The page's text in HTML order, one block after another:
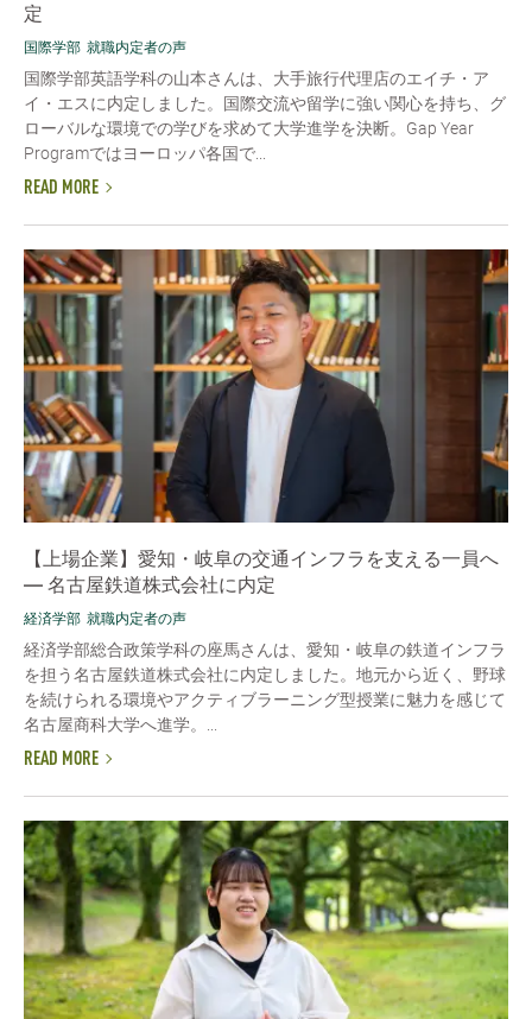
定
国際学部 就職内定者の声
国際学部英語学科の山本さんは、大手旅行代理店のエイチ・ア
イ・エスに内定しました。国際交流や留学に強い関心を持ち、グ
ローバルな環境での学びを求めて大学進学を決断。Gap Year
Programではヨーロッパ各国で...
READ MORE
【上場企業】愛知・岐阜の交通インフラを支える一員へ
― 名古屋鉄道株式会社に内定
経済学部 就職内定者の声
経済学部総合政策学科の座馬さんは、愛知・岐阜の鉄道インフラ
を担う名古屋鉄道株式会社に内定しました。地元から近く、野球
を続けられる環境やアクティブラーニング型授業に魅力を感じて
名古屋商科大学へ進学。...
READ MORE